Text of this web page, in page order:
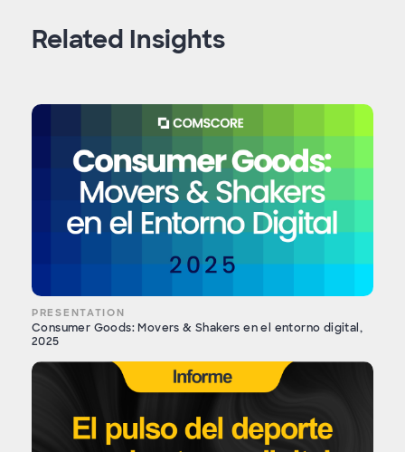
Related Insights
PRESENTATION
Consumer Goods: Movers & Shakers en el entorno digital,
2025